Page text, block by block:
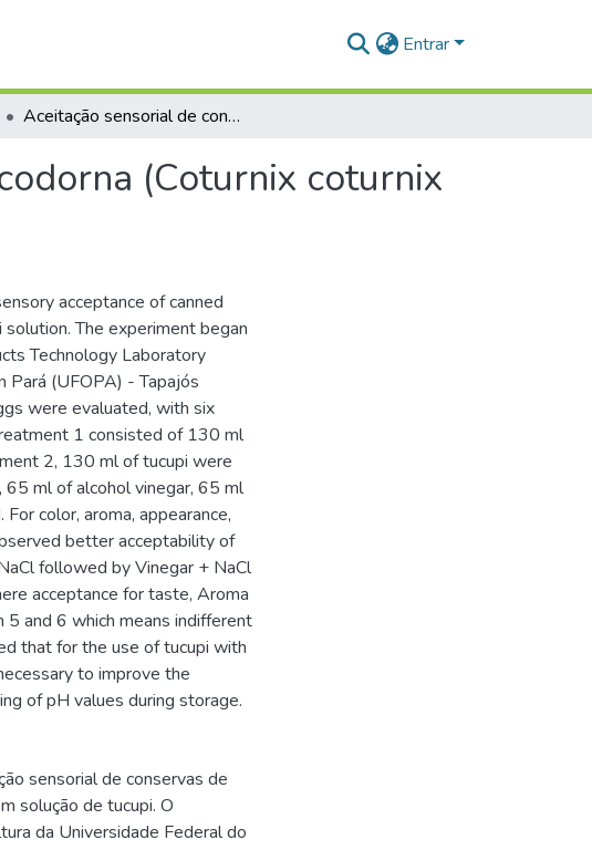
Entrar
Aceitação sensorial de conservas de ovos de codorna (Coturnix coturnix japonica) em solução de tucupi
(Coturnix coturnix
acceptance of canned
The experiment began
Technology Laboratory
(UFOPA) - Tapajós
were evaluated, with six
1 consisted of 130 ml
2, 130 ml of tucupi were
ml of alcohol vinegar, 65 ml
color, aroma, appearance,
better acceptability of
followed by Vinegar + NaCl
acceptance for taste, Aroma
and 6 which means indifferent
that for the use of tucupi with
to improve the
of pH values during storage.
sensorial de conservas de
solução de tucupi. O
da Universidade Federal do